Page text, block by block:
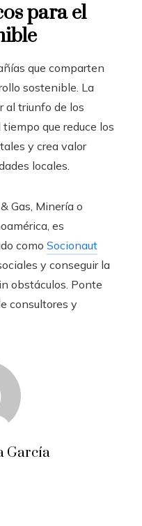
para el
que comparten
sostenible. La
al triunfo de los
que reduce los
y crea valor
locales.
Gas, Minería o
es
como Socionaut
y conseguir la
obstáculos. Ponte
consultores y
García